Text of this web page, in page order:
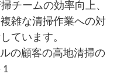
チームの効率向上、
雑な清掃作業への対
ています。